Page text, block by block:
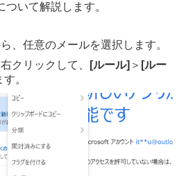
いて解説します。
、任意のメールを選択します。
クリックして、
[ルール] ＞ [ルー
。